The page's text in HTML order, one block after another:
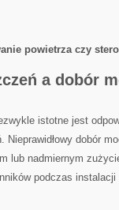
​powietrza czy‍
a dobór
istotne jest
Nieprawidłowy dobór
lub nadmiernym
podczas